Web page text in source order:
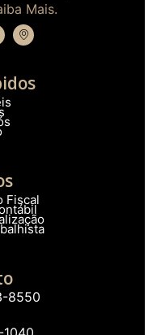
Mais.
Fiscal
8550